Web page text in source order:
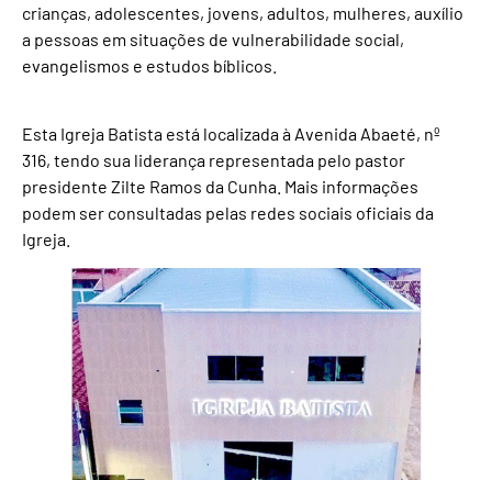
crianças, adolescentes, jovens, adultos, mulheres, auxílio
a pessoas em situações de vulnerabilidade social,
evangelismos e estudos bíblicos.
Esta Igreja Batista está localizada à Avenida Abaeté, nº
316, tendo sua liderança representada pelo pastor
presidente Zilte Ramos da Cunha. Mais informações
podem ser consultadas pelas redes sociais oficiais da
Igreja.